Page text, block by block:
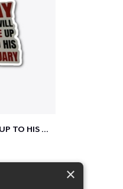
ONE DAY WE WILL WAKE UP TO HIS OBITUARY
×